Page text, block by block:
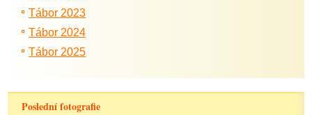
Tábor 2023
Tábor 2024
Tábor 2025
Poslední fotografie